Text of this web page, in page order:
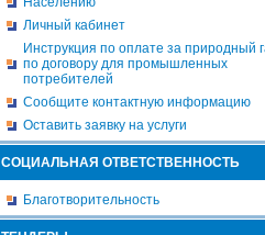
Личный кабинет
Инструкция по оплате за природный
по договору для промышленных
потребителей
Сообщите контактную информацию
Оставить заявку на услуги
СОЦИАЛЬНАЯ ОТВЕТСТВЕННОСТЬ
Благотворительность